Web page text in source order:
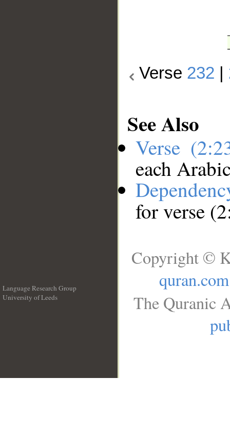
Verse 232
See Also
Verse
each
for verse
Language Research Group
University of Leeds
Copyright ©
quran.com
The Quranic